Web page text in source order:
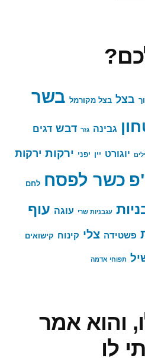
בצל בצל מקורמל בשר
גבינה גזר דבש דגים
יוגורט יין יפני ירקות ירקות
כשר לפסח לחם
עגבניות שרי עוגה עוף
פשטידה צלי קינוח קישואים
תפוחי אדמה
והוא אמר
לו